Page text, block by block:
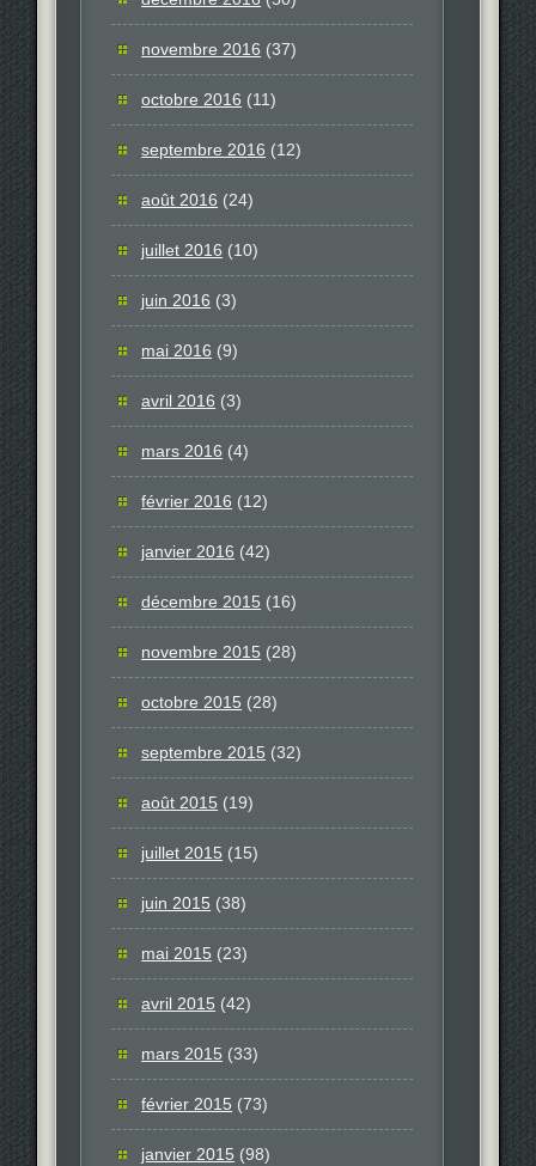
novembre 2016 (37)
octobre 2016 (11)
septembre 2016 (12)
août 2016 (24)
juillet 2016 (10)
juin 2016 (3)
mai 2016 (9)
avril 2016 (3)
mars 2016 (4)
février 2016 (12)
janvier 2016 (42)
décembre 2015 (16)
novembre 2015 (28)
octobre 2015 (28)
septembre 2015 (32)
août 2015 (19)
juillet 2015 (15)
juin 2015 (38)
mai 2015 (23)
avril 2015 (42)
mars 2015 (33)
février 2015 (73)
janvier 2015 (98)